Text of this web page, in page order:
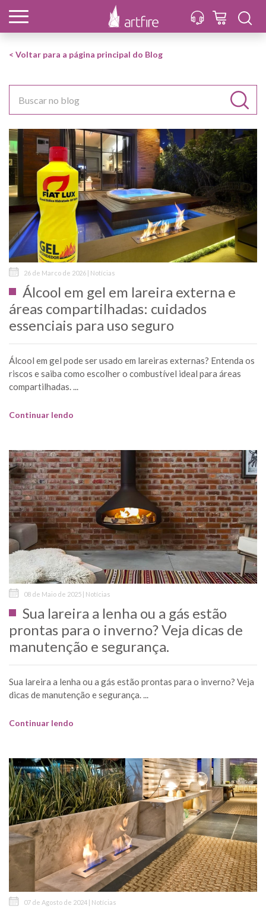
< Voltar para a página principal do Blog
26 de Marco de 2026 | Notícias
Álcool em gel em lareira externa e
áreas compartilhadas: cuidados
essenciais para uso seguro
Álcool em gel pode ser usado em lareiras externas? Entenda os
riscos e saiba como escolher o combustível ideal para áreas
compartilhadas. ...
Continuar lendo
08 de Maio de 2025 | Notícias
Sua lareira a lenha ou a gás estão
prontas para o inverno? Veja dicas de
manutenção e segurança.
Sua lareira a lenha ou a gás estão prontas para o inverno? Veja
dicas de manutenção e segurança. ...
Continuar lendo
07 de Agosto de 2024 | Notícias